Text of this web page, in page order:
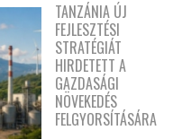
TANZÁNIA ÚJ
FEJLESZTÉSI
STRATÉGIÁT
HIRDETETT A
GAZDASÁGI
NÖVEKEDÉS
FELGYORSÍTÁSÁRA